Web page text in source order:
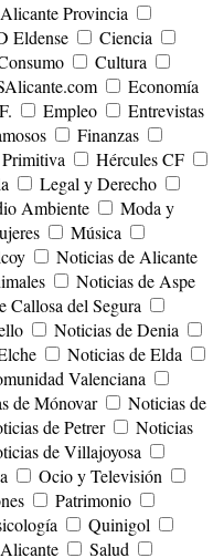
Alicante Provincia
Eldense
Ciencia
Cultura
Economía
Empleo
Entrevistas
Finanzas
Hércules CF
Legal y Derecho
Ambiente
Moda y
Música
Noticias de Alicante
Noticias de Aspe
Callosa del Segura
Noticias de Denia
Noticias de Elda
Valenciana
de Mónovar
Noticias de
de Petrer
Noticias
de Villajoyosa
Ocio y Televisión
Patrimonio
Quinigol
Salud